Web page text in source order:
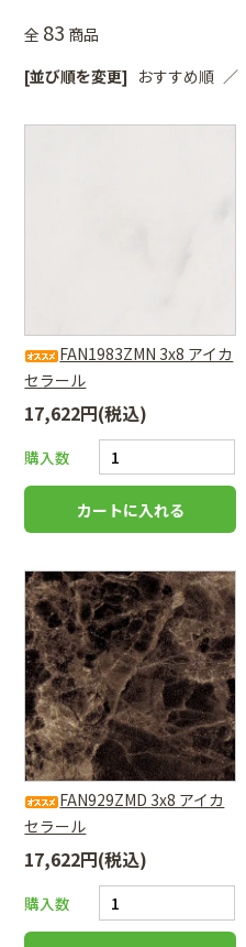
全 83 商品
[並び順を変更] おすすめ順
FAN1983ZMN 3x8 アイカ
セラール
17,622円(税込)
購入数
FAN929ZMD 3x8 アイカ
セラール
17,622円(税込)
購入数